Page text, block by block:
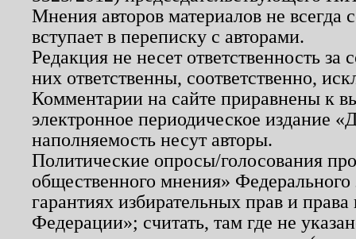
Мнения авторов материалов не
вступает в переписку с авторами.
Редакция не несет ответственность
них ответственны, соответственно,
Комментарии на сайте приравнены к
электронное периодическое издание
наполняемость несут авторы.
Политические опросы/голосования
общественного мнения»
гарантиях избирательных прав и
Федерации»; считать, там где не